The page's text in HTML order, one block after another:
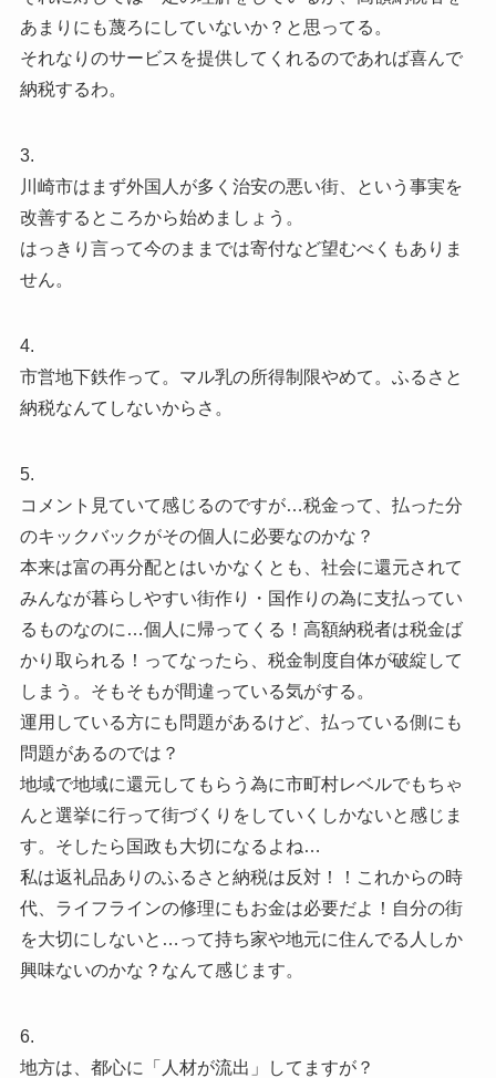
あまりにも蔑ろにしていないか？と思ってる。
それなりのサービスを提供してくれるのであれば喜んで
納税するわ。
3.
川崎市はまず外国人が多く治安の悪い街、という事実を
改善するところから始めましょう。
はっきり言って今のままでは寄付など望むべくもありま
せん。
4.
市営地下鉄作って。マル乳の所得制限やめて。ふるさと
納税なんてしないからさ。
5.
コメント見ていて感じるのですが…税金って、払った分
のキックバックがその個人に必要なのかな？
本来は富の再分配とはいかなくとも、社会に還元されて
みんなが暮らしやすい街作り・国作りの為に支払ってい
るものなのに…個人に帰ってくる！高額納税者は税金ば
かり取られる！ってなったら、税金制度自体が破綻して
しまう。そもそもが間違っている気がする。
運用している方にも問題があるけど、払っている側にも
問題があるのでは？
地域で地域に還元してもらう為に市町村レベルでもちゃ
んと選挙に行って街づくりをしていくしかないと感じま
す。そしたら国政も大切になるよね…
私は返礼品ありのふるさと納税は反対！！これからの時
代、ライフラインの修理にもお金は必要だよ！自分の街
を大切にしないと…って持ち家や地元に住んでる人しか
興味ないのかな？なんて感じます。
6.
地方は、都心に「人材が流出」してますが？